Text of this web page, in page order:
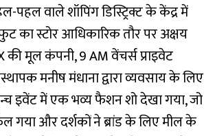
पहल वाले शॉपिंग डिस्ट्रिक्ट के केंद्र में
का स्टोर आधिकारिक तौर पर अक्षय
मूल कंपनी, 9 AM वेंचर्स प्राइवेट
मनीष मंधाना द्वारा व्यवसाय के लिए
इवेंट में एक भव्य फैशन शो देखा गया, जो
और दर्शकों ने ब्रांड के लिए मील के